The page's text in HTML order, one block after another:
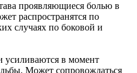
проявляющиеся болью в
распространятся по
случаях по боковой и
усиливаются в момент
Может сопровождаться